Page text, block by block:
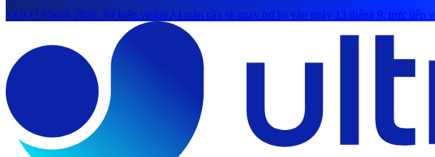
YOLO Vision 2026: Sự kiện vision AI toàn cầu sẽ quay trở lại vào ngày 13 tháng 9, trực tiếp